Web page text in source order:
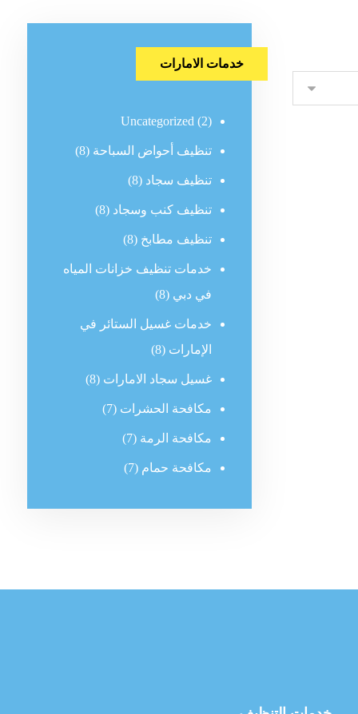
خدمات الامارات
Uncategorized (2)
تنظيف أحواض السباحة (8)
تنظيف سجاد (8)
تنظيف كنب وسجاد (8)
تنظيف مطابخ (8)
خدمات تنظيف خزانات المياه
في دبي (8)
خدمات غسيل الستائر في
الإمارات (8)
غسيل سجاد الامارات (8)
مكافحة الحشرات (7)
مكافحة الرمة (7)
مكافحة حمام (7)